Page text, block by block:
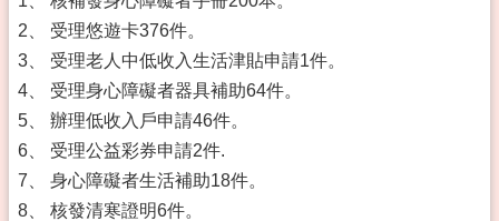
2、 受理悠遊卡376件。
3、 受理老人中低收入生活津貼申請1件。
4、 受理身心障礙者器具補助64件。
5、 辦理低收入戶申請46件。
6、 受理公益彩券申請2件.
7、 身心障礙者生活補助18件。
8、 核發清寒證明6件。